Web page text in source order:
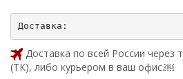
Доставка по всей России через
(ТК), либо курьером в ваш офис.￼